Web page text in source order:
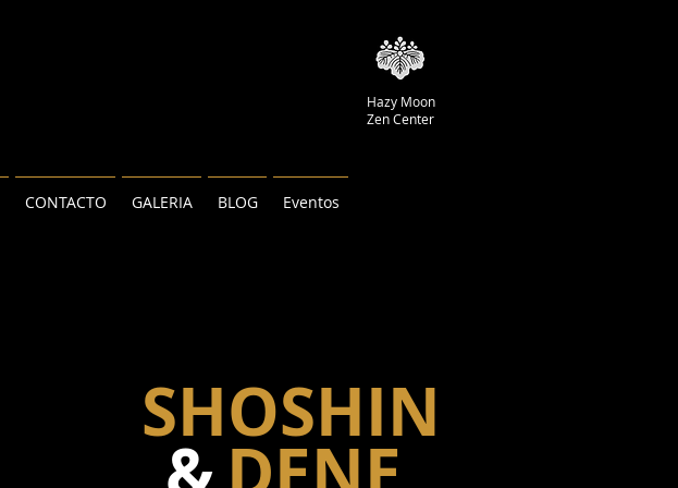
Hazy Moon
Zen Center
CONTACTO GALERIA BLOG Eventos
SHOSHIN